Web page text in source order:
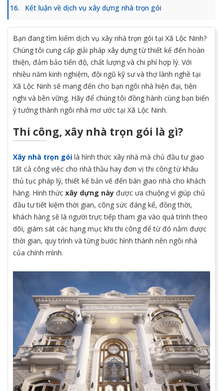
Kết luận về dịch vụ xây dựng nhà trọn gói
Bạn đang tìm kiếm dịch vụ xây nhà trọn gói tại Xã Lộc Ninh?
Chúng tôi cung cấp giải pháp xây dựng từ thiết kế đến hoàn
thiện, đảm bảo tiến độ, chất lượng và chi phí hợp lý. Với
nhiều năm kinh nghiệm, đội ngũ kỹ sư và thợ lành nghề tại
Xã Lộc Ninh sẽ mang đến cho bạn ngôi nhà hiện đại, tiện
nghi và bền vững. Hãy để chúng tôi đồng hành cùng bạn biến
ý tưởng thành ngôi nhà mơ ước tại Xã Lộc Ninh.
Thi công, xây nhà trọn gói là gì?
Xây nhà trọn gói là hình thức xây nhà mà chủ đầu tư giao
tất cả công việc cho nhà thầu hay đơn vị thi công từ khâu
thủ tục pháp lý, thiết kế bản vẽ đến bàn giao nhà cho khách
hàng. Hình thức xây dựng này được ưa chuộng vì giúp chủ
đầu tư tiết kiệm thời gian, công sức đáng kể, đồng thời,
khách hàng sẽ là người trực tiếp tham gia vào quá trình theo
dõi, giám sát các hạng mục khi thi công để từ đó nắm được
thời gian, quy trình và từng bước hình thành nên ngôi nhà
của chính mình.